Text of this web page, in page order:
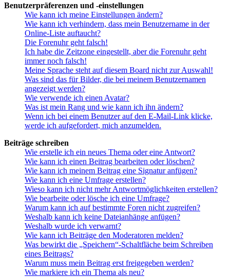
Benutzerpräferenzen und -einstellungen
Wie kann ich meine Einstellungen ändern?
Wie kann ich verhindern, dass mein Benutzername in der
Online-Liste auftaucht?
Die Forenuhr geht falsch!
Ich habe die Zeitzone eingestellt, aber die Forenuhr geht
immer noch falsch!
Meine Sprache steht auf diesem Board nicht zur Auswahl!
Was sind das für Bilder, die bei meinem Benutzernamen
angezeigt werden?
Wie verwende ich einen Avatar?
Was ist mein Rang und wie kann ich ihn ändern?
Wenn ich bei einem Benutzer auf den E-Mail-Link klicke,
werde ich aufgefordert, mich anzumelden.
Beiträge schreiben
Wie erstelle ich ein neues Thema oder eine Antwort?
Wie kann ich einen Beitrag bearbeiten oder löschen?
Wie kann ich meinem Beitrag eine Signatur anfügen?
Wie kann ich eine Umfrage erstellen?
Wieso kann ich nicht mehr Antwortmöglichkeiten erstellen?
Wie bearbeite oder lösche ich eine Umfrage?
Warum kann ich auf bestimmte Foren nicht zugreifen?
Weshalb kann ich keine Dateianhänge anfügen?
Weshalb wurde ich verwarnt?
Wie kann ich Beiträge den Moderatoren melden?
Was bewirkt die „Speichern“-Schaltfläche beim Schreiben
eines Beitrags?
Warum muss mein Beitrag erst freigegeben werden?
Wie markiere ich ein Thema als neu?